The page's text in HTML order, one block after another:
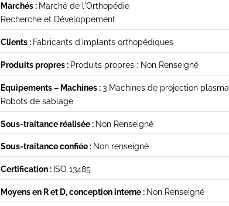
Marchés : Marché de l'Orthopédie
Recherche et Développement
Clients : Fabricants d'implants orthopédiques
Produits propres : Produits propres : Non Renseigné
Equipements – Machines :3 Machines de projection plasma
Robots de sablage
Sous-traitance réalisée : Non Renseigné
Sous-traitance confiée : Non renseigné
Certification : ISO 13485
Moyens en R et D, conception interne : Non Renseigné